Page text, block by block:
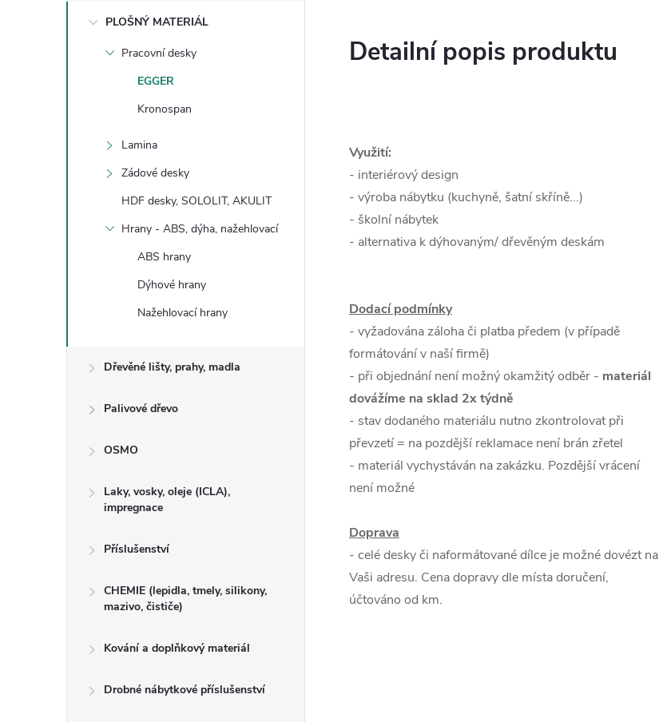
PLOŠNÝ MATERIÁL
Pracovní desky
EGGER
Kronospan
Lamina
Zádové desky
HDF desky, SOLOLIT, AKULIT
Hrany - ABS, dýha, nažehlovací
ABS hrany
Dýhové hrany
Nažehlovací hrany
Dřevěné lišty, prahy, madla
Palivové dřevo
OSMO
Laky, vosky, oleje (ICLA),
impregnace
Příslušenství
CHEMIE (lepidla, tmely, silikony,
mazivo, čističe)
Kování a doplňkový materiál
Drobné nábytkové příslušenství
Detailní popis produktu
Využití:
- interiérový design
- výroba nábytku (kuchyně, šatní skříně...)
- školní nábytek
- alternativa k dýhovaným/ dřevěným deskám
Dodací podmínky
- vyžadována záloha či platba předem (v případě
formátování v naší firmě)
- při objednání není možný okamžitý odběr - materiál
dovážíme na sklad 2x týdně
- stav dodaného materiálu nutno zkontrolovat při
převzetí = na pozdější reklamace není brán zřetel
- materiál vychystáván na zakázku. Pozdější vrácení
není možné
Doprava
- celé desky či naformátované dílce je možné dovézt na
Vaši adresu. Cena dopravy dle místa doručení,
účtováno od km.